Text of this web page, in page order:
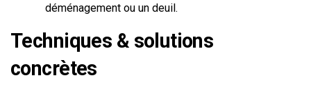
déménagement ou un deuil.
Techniques & solutions
concrètes